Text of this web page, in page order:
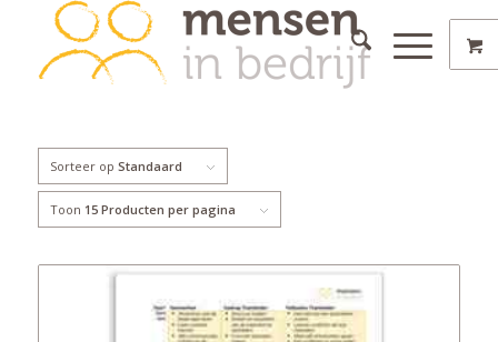
Sorteer op Standaard
Toon 15 Producten per pagina